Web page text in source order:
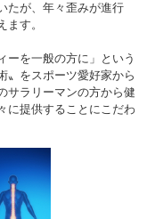
たが、年々歪みが進行
す。
ーを一般の方に」という
〟をスポーツ愛好家から
サラリーマンの方から健
に提供することにこだわ